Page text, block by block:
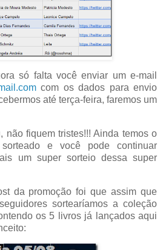
só falta você enviar um e-mail
com os dados para envio
até terça-feira, faremos um
não fiquem tristes!!! Ainda temos o
e você pode continuar
um super sorteio dessa super
da promoção foi que assim que
sortearíamos a coleção
os 5 livros já lançados aqui